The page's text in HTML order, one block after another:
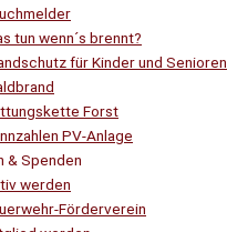
tun wenn´s brennt?
für Kinder und Senioren
Forst
PV-Anlage
& Spenden
werden
Förderverein